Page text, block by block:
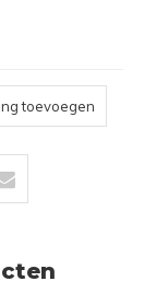
toevoegen